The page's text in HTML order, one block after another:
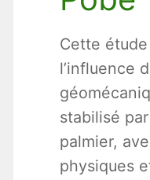
Cette
l’influence
stabilisé
palmier,
physiques